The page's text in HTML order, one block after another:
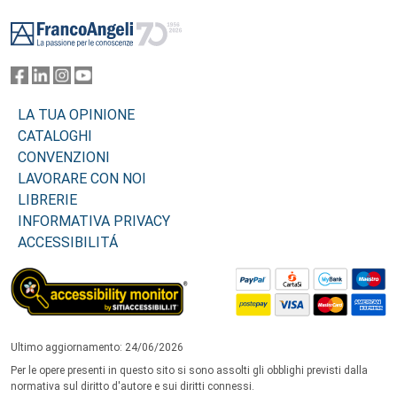
LA TUA OPINIONE
CATALOGHI
CONVENZIONI
LAVORARE CON NOI
LIBRERIE
INFORMATIVA PRIVACY
ACCESSIBILITÁ
Ultimo aggiornamento: 24/06/2026
Per le opere presenti in questo sito si sono assolti gli obblighi previsti dalla
normativa sul diritto d'autore e sui diritti connessi.